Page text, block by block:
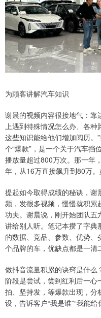
为顾客讲解汽车知识
谢晨的视频内容很接地气：
上遇到特殊情况怎么办、各
这些知识能给他们增加阅历。
个“爆款”，是一个关于汽车挡
播放量超过800万次。那一年
年，从16万直接飙升到80万。
提起如今取得成绩的秘诀，谢
频，发很多视频，慢慢就积累
功夫。谢晨说，刚开始团队
讲给别人听。笔记本攒了字典
的数据、竞品、参数、优势
个品牌的车，优缺点都是一清
做抖音流量积累的诀窍是什么
阶段是尝试，尝到红利后一
拍、坚持发，等爆款出现，分
设，告诉客户“我是谁”“我能给